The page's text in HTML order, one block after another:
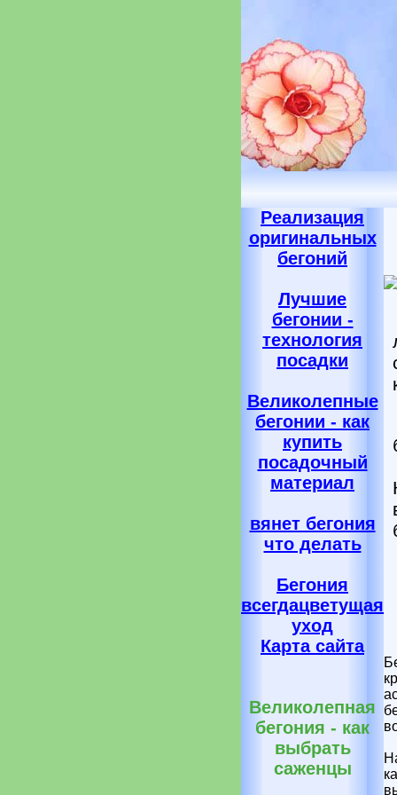
Реализация
оригинальных
бегоний
Лучшие
бегонии -
технология
посадки
Великолепные
бегонии - как
купить
посадочный
материал
вянет бегония
что делать
Бегония
всегдацветущая
уход
Карта сайта
Великолепная
бегония - как
выбрать
саженцы